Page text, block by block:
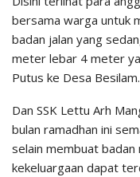
bersama warga untuk
badan jalan yang
meter lebar 4 meter
Putus ke Desa Besilam.
Dan SSK Lettu Arh
bulan ramadhan ini
selain membuat badan
kekeluargaan dapat